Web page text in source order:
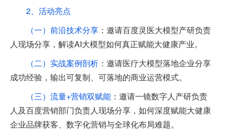
2、活动亮点
（一）前沿技术分享 ：邀请百度灵医大模型产研负责
人现场分享，解读AI大模型如何真正赋能大健康产业。
（二）实战案例剖析 ：邀请医疗大模型落地企业分享
成功经验，输出可复制、可落地的商业运营模式。
（三）流量+营销双赋能 ：邀请一镜数字人产研负责
人及百度营销部门负责人现场分享，如何深度赋能大健康
企业品牌获客、数字化营销与全球化布局难题。